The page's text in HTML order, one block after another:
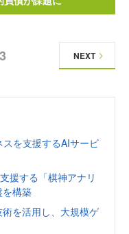
3 NEXT
を支援するAIサービ
援する「棋神アナリ
を構築
を活用し、大規模ゲ